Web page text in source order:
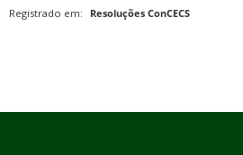
Registrado em: Resoluções ConCECS